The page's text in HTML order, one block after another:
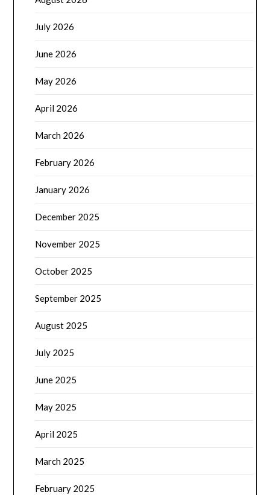
July 2026
June 2026
May 2026
April 2026
March 2026
February 2026
January 2026
December 2025
November 2025
October 2025
September 2025
August 2025
July 2025
June 2025
May 2025
April 2025
March 2025
February 2025